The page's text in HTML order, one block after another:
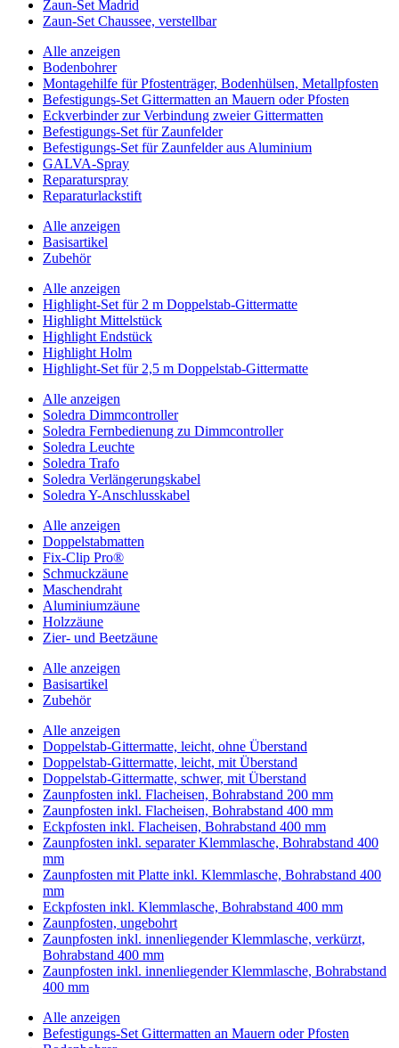
Zaun-Set Madrid
Zaun-Set Chaussee, verstellbar
Alle anzeigen
Bodenbohrer
Montagehilfe für Pfostenträger, Bodenhülsen, Metallpfosten
Befestigungs-Set Gittermatten an Mauern oder Pfosten
Eckverbinder zur Verbindung zweier Gittermatten
Befestigungs-Set für Zaunfelder
Befestigungs-Set für Zaunfelder aus Aluminium
GALVA-Spray
Reparaturspray
Reparaturlackstift
Alle anzeigen
Basisartikel
Zubehör
Alle anzeigen
Highlight-Set für 2 m Doppelstab-Gittermatte
Highlight Mittelstück
Highlight Endstück
Highlight Holm
Highlight-Set für 2,5 m Doppelstab-Gittermatte
Alle anzeigen
Soledra Dimmcontroller
Soledra Fernbedienung zu Dimmcontroller
Soledra Leuchte
Soledra Trafo
Soledra Verlängerungskabel
Soledra Y-Anschlusskabel
Alle anzeigen
Doppelstabmatten
Fix-Clip Pro®
Schmuckzäune
Maschendraht
Aluminiumzäune
Holzzäune
Zier- und Beetzäune
Alle anzeigen
Basisartikel
Zubehör
Alle anzeigen
Doppelstab-Gittermatte, leicht, ohne Überstand
Doppelstab-Gittermatte, leicht, mit Überstand
Doppelstab-Gittermatte, schwer, mit Überstand
Zaunpfosten inkl. Flacheisen, Bohrabstand 200 mm
Zaunpfosten inkl. Flacheisen, Bohrabstand 400 mm
Eckpfosten inkl. Flacheisen, Bohrabstand 400 mm
Zaunpfosten inkl. separater Klemmlasche, Bohrabstand 400
mm
Zaunpfosten mit Platte inkl. Klemmlasche, Bohrabstand 400
mm
Eckpfosten inkl. Klemmlasche, Bohrabstand 400 mm
Zaunpfosten, ungebohrt
Zaunpfosten inkl. innenliegender Klemmlasche, verkürzt,
Bohrabstand 400 mm
Zaunpfosten inkl. innenliegender Klemmlasche, Bohrabstand
400 mm
Alle anzeigen
Befestigungs-Set Gittermatten an Mauern oder Pfosten